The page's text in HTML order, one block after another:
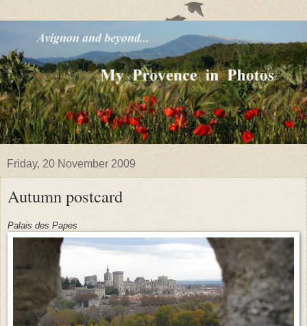
Friday, 20 November 2009
Autumn postcard
Palais des Papes